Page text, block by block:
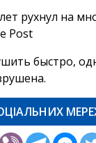
быстро,